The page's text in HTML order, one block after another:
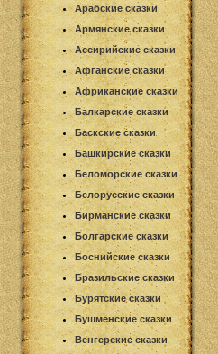
Арабские сказки
Армянские сказки
Ассирийские сказки
Афганские сказки
Африканские сказки
Балкарские сказки
Баскские сказки
Башкирские сказки
Беломорские сказки
Белорусские сказки
Бирманские сказки
Болгарские сказки
Боснийские сказки
Бразильские сказки
Бурятские сказки
Бушменские сказки
Венгерские сказки